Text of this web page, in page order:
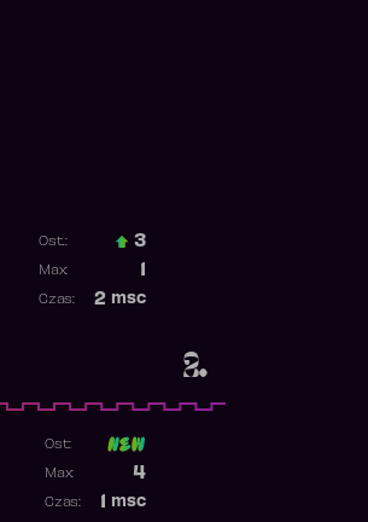
2.
Ost.: 3
Max:
2 msc
Czas:
Ost:
4
Max:
msc
Czas: